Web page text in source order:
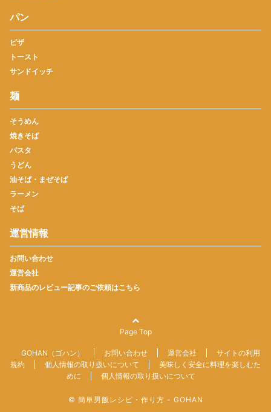
パン
ピザ
トースト
サンドイッチ
麺
そうめん
焼きそば
パスタ
うどん
油そば・まぜそば
ラーメン
そば
運営情報
お問い合わせ
運営会社
新商品のレビュー記事のご依頼はこちら
Page Top
GOHAN（ゴハン） お問い合わせ 運営会社
サイトの利用
規約
個人情報の取り扱いについて
美味しく安全に料理を楽しむた
めに
個人情報の取り扱いについて
© 簡単男飯レシピ・作り方 - GOHAN